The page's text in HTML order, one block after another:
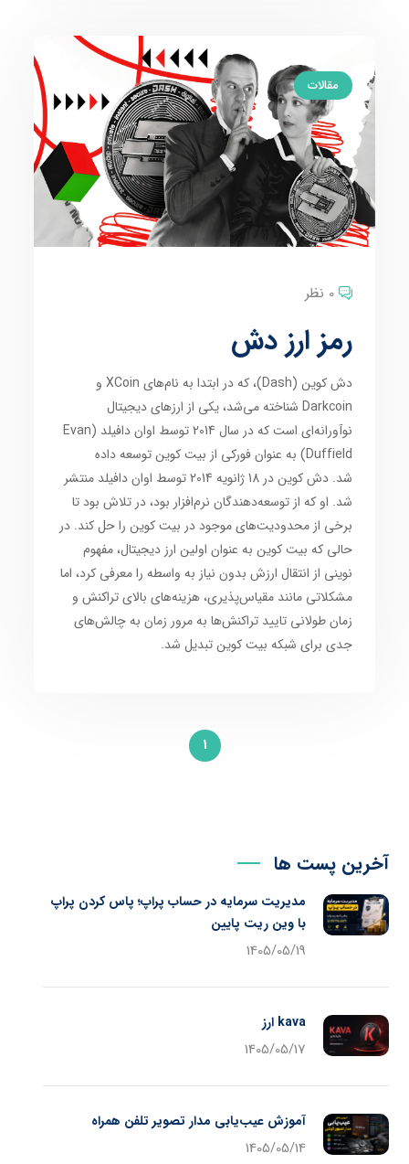
مقالات
0 نظر
رمز ارز دش
دش کوین (Dash)، که در ابتدا به نام‌های XCoin و
Darkcoin شناخته می‌شد، یکی از ارزهای دیجیتال
نوآورانه‌ای است که در سال 2014 توسط اوان دافیلد (Evan
Duffield) به عنوان فورکی از بیت کوین توسعه داده
شد. دش کوین در 18 ژانویه 2014 توسط اوان دافیلد منتشر
شد. او که از توسعه‌دهندگان نرم‌افزار بود، در تلاش بود تا
برخی از محدودیت‌های موجود در بیت کوین را حل کند. در
حالی که بیت کوین به عنوان اولین ارز دیجیتال، مفهوم
نوینی از انتقال ارزش بدون نیاز به واسطه را معرفی کرد، اما
مشکلاتی مانند مقیاس‌پذیری، هزینه‌های بالای تراکنش و
زمان طولانی تایید تراکنش‌ها به مرور زمان به چالش‌های
جدی برای شبکه بیت کوین تبدیل شد.
1
آخرین پست ها
مدیریت سرمایه در حساب پراپ؛ پاس کردن پراپ
با وین ریت پایین
1405/05/19
kava ارز
1405/05/17
آموزش عیب‌یابی مدار تصویر تلفن همراه
1405/05/14